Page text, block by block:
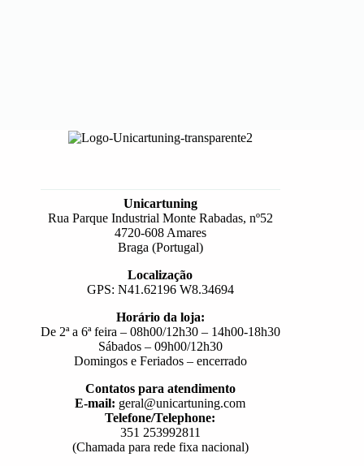
Unicartuning
Rua Parque Industrial Monte Rabadas, nº52
4720-608 Amares
Braga (Portugal)
Localização
GPS: N41.62196 W8.34694
Horário da loja:
De 2ª a 6ª feira – 08h00/12h30 – 14h00-18h30
Sábados – 09h00/12h30
Domingos e Feriados – encerrado
Contatos para atendimento
E-mail: geral@unicartuning.com
Telefone/Telephone:
351 253992811
(Chamada para rede fixa nacional)